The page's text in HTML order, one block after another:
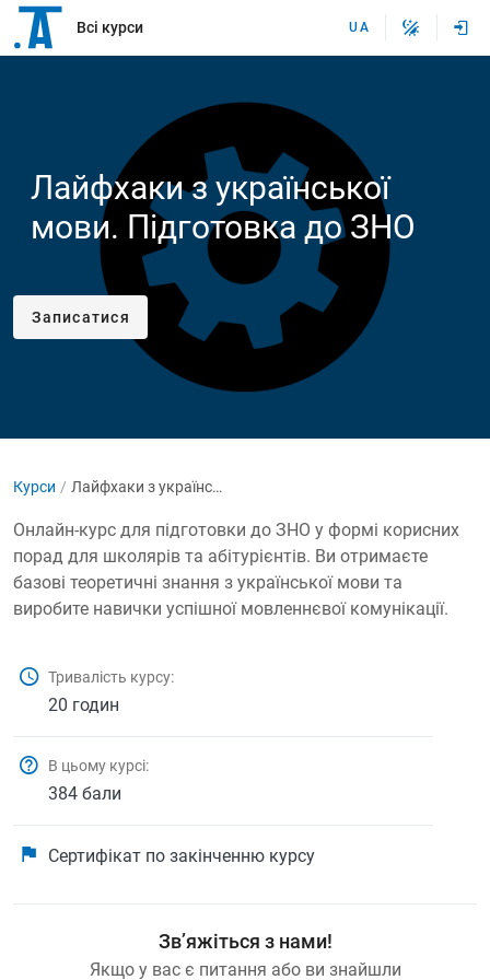
Всі курси UA
Лайфхаки з української
мови. Підготовка до ЗНО
Записатися
Курси Лайфхаки з української мови. Підготовка до ЗНО
Онлайн-курс для підготовки до ЗНО у формі корисних
порад для школярів та абітурієнтів. Ви отримаєте
базові теоретичні знання з української мови та
виробите навички успішної мовленнєвої комунікації.
Тривалість курсу:
20 годин
В цьому курсі:
384 бали
Сертифікат по закінченню курсу
Зв’яжіться з нами!
Якщо у вас є питання або ви знайшли